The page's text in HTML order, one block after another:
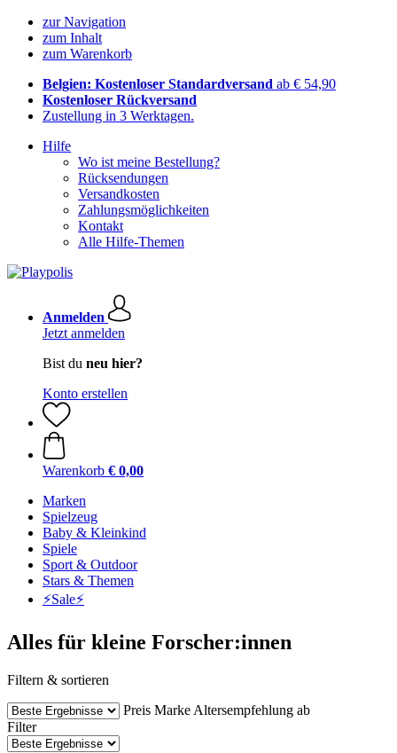
zur Navigation
zum Inhalt
zum Warenkorb
Belgien: Kostenloser Standardversand ab € 54,90
Kostenloser Rückversand
Zustellung in 3 Werktagen.
Hilfe
Wo ist meine Bestellung?
Rücksendungen
Versandkosten
Zahlungsmöglichkeiten
Kontakt
Alle Hilfe-Themen
Anmelden
Jetzt anmelden
Bist du neu hier?
Konto erstellen
Warenkorb € 0,00
Marken
Spielzeug
Baby & Kleinkind
Spiele
Sport & Outdoor
Stars & Themen
⚡️Sale⚡️
Alles für kleine Forscher:innen
Filtern & sortieren
Preis Marke Altersempfehlung ab
Filter